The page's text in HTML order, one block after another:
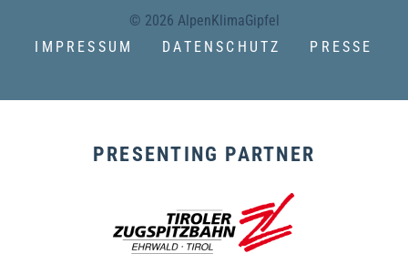
© 2026 AlpenKlimaGipfel
IMPRESSUM
DATENSCHUTZ PRESSE
PRESENTING PARTNER